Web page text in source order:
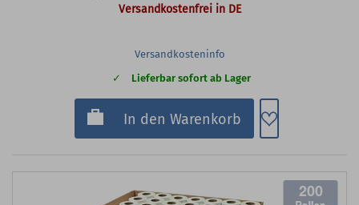
Versandkostenfrei in DE
Versandkosteninfo
Lieferbar sofort ab Lager
In den Warenkorb Zum
200